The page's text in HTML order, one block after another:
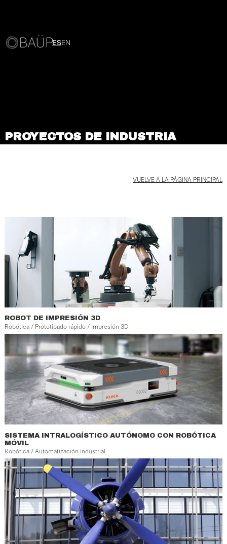
ESEN
PROYECTOS DE INDUSTRIA
VUELVE A LA PÁGINA PRINCIPAL
ROBOT DE IMPRESIÓN 3D
Robótica / Prototipado rápido / Impresión 3D
SISTEMA INTRALOGÍSTICO AUTÓNOMO CON ROBÓTICA
MÓVIL
Robótica / Automatización industrial